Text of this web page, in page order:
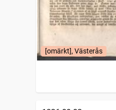
[omärkt], Västerås